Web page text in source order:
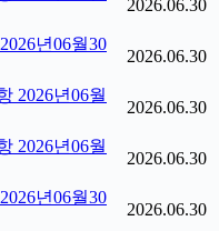
2026.06.30
년06월30
2026.06.30
2026년06월
2026.06.30
2026년06월
2026.06.30
년06월30
2026.06.30